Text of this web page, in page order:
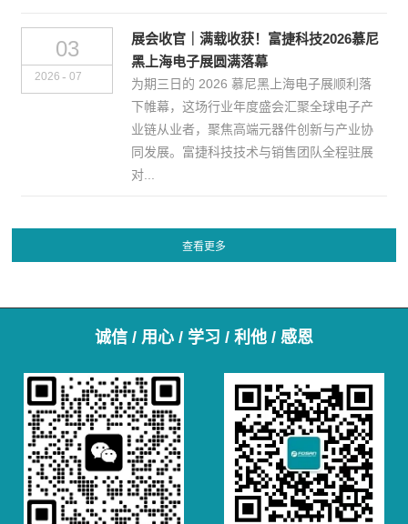
03
2026 - 07
展会收官｜满载收获！富捷科技2026慕尼
黑上海电子展圆满落幕
为期三日的 2026 慕尼黑上海电子展顺利落
下帷幕，这场行业年度盛会汇聚全球电子产
业链从业者，聚焦高端元器件创新与产业协
同发展。富捷科技技术与销售团队全程驻展
对...
诚信 / 用心 / 学习 / 利他 / 感恩